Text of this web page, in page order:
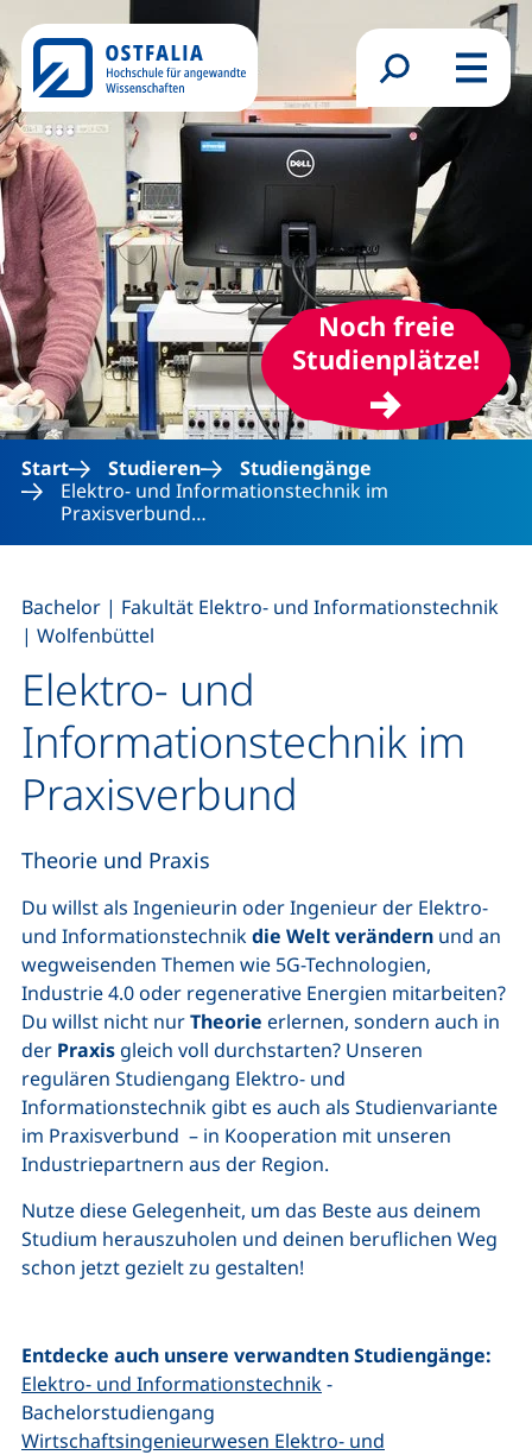
Suchformular
Menü
Noch freie
Studienplätze!
Start Studieren
Studiengänge
Elektro- und Informationstechnik im
Praxisverbund…
Elektro- und
Informationstechnik im
Praxisverbund
Bachelor | Fakultät Elektro- und Informationstechnik
| Wolfenbüttel
Theorie und Praxis
Du willst als Ingenieurin oder Ingenieur der Elektro-
und Informationstechnikdie Welt verändern und an
wegweisenden Themen wie 5G-Technologien,
Industrie 4.0 oder regenerative Energien mitarbeiten?
Du willst nicht nurTheorie erlernen, sondern auch in
der Praxis gleich voll durchstarten? Unseren
regulären Studiengang Elektro- und
Informationstechnik gibt es auch als Studienvariante
im Praxisverbund – in Kooperation mit unseren
Industriepartnern aus der Region.
Nutze diese Gelegenheit, um das Beste aus deinem
Studium herauszuholen und deinen beruflichen Weg
schon jetzt gezielt zu gestalten!
Entdecke auch unsere verwandten Studiengänge:
Elektro- und Informationstechnik-
Bachelorstudiengang
Wirtschaftsingenieurwesen Elektro- und